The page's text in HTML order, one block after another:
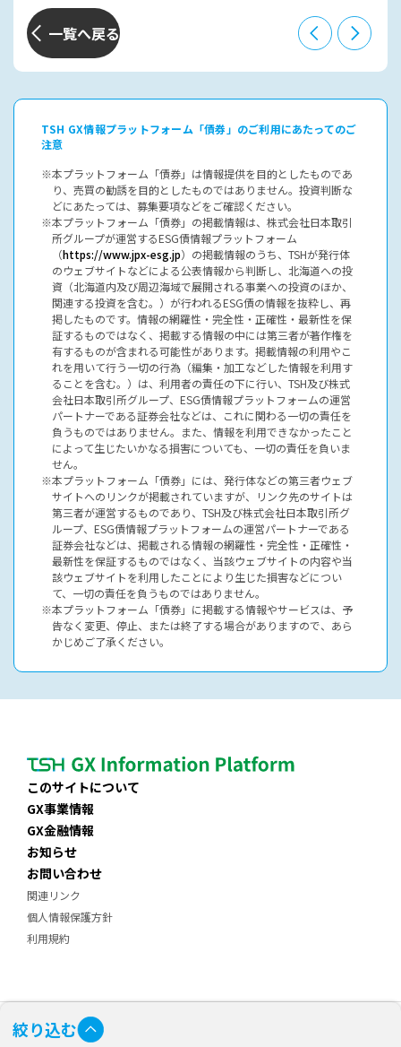
絞り込む
一覧へ戻る
TSH GX情報プラットフォーム「債券」のご利用にあたってのご
注意
本プラットフォーム「債券」は情報提供を目的としたものであ
り、売買の勧誘を目的としたものではありません。投資判断な
どにあたっては、募集要項などをご確認ください。
本プラットフォーム「債券」の掲載情報は、株式会社日本取引
所グループが運営するESG債情報プラットフォーム
（https://www.jpx-esg.jp）の掲載情報のうち、TSHが発行体
のウェブサイトなどによる公表情報から判断し、北海道への投
資（北海道内及び周辺海域で展開される事業への投資のほか、
関連する投資を含む。）が行われるESG債の情報を抜粋し、再
掲したものです。情報の網羅性・完全性・正確性・最新性を保
証するものではなく、掲載する情報の中には第三者が著作権を
有するものが含まれる可能性があります。掲載情報の利用やこ
れを用いて行う一切の行為（編集・加工などした情報を利用す
ることを含む。）は、利用者の責任の下に行い、TSH及び株式
会社日本取引所グループ、ESG債情報プラットフォームの運営
パートナーである証券会社などは、これに関わる一切の責任を
負うものではありません。また、情報を利用できなかったこと
によって生じたいかなる損害についても、一切の責任を負いま
せん。
本プラットフォーム「債券」には、発行体などの第三者ウェブ
サイトへのリンクが掲載されていますが、リンク先のサイトは
第三者が運営するものであり、TSH及び株式会社日本取引所グ
ループ、ESG債情報プラットフォームの運営パートナーである
証券会社などは、掲載される情報の網羅性・完全性・正確性・
最新性を保証するものではなく、当該ウェブサイトの内容や当
該ウェブサイトを利用したことにより生じた損害などについ
て、一切の責任を負うものではありません。
本プラットフォーム「債券」に掲載する情報やサービスは、予
告なく変更、停止、または終了する場合がありますので、あら
かじめご了承ください。
このサイトについて
GX事業情報
GX金融情報
お知らせ
お問い合わせ
関連リンク
個人情報保護方針
利用規約
Copyright © Team Sapporo‐Hokkaido